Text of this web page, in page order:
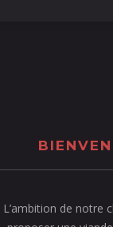
L’ambition de notre